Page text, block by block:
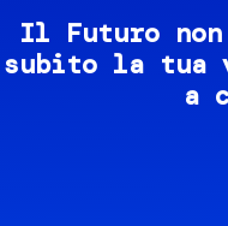
Il Futuro
subito la tua
a